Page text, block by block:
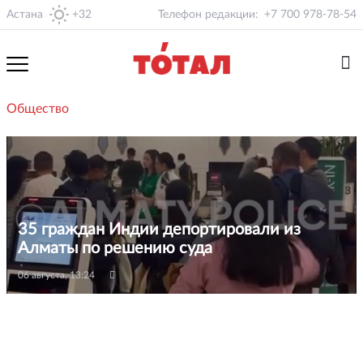
Астана +32 Телефон редакции: +7 700 978-78-54
Общество
35 граждан Индии депортировали из
Алматы по решению суда
06 августа, 13:24